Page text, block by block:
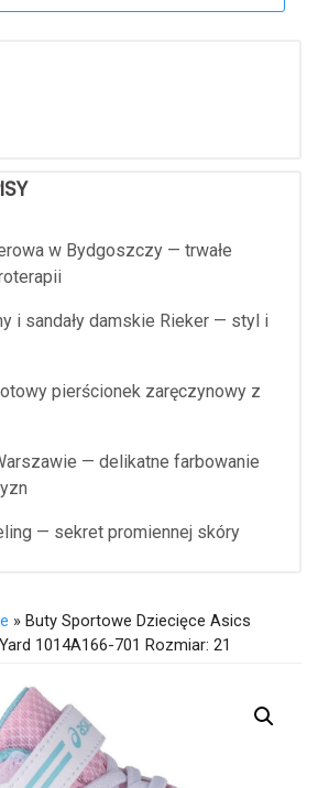
w Bydgoszczy — trwałe
i sandały damskie Rieker — styl i
pierścionek zaręczynowy z
— delikatne farbowanie
— sekret promiennej skóry
» Buty Sportowe Dziecięce Asics
1014A166-701 Rozmiar: 21